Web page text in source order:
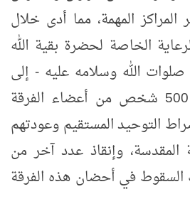
المهمة، مما أدى خلال
الخاصة لحضرة بقية الله
صلوات الله وسلامه عليه - إلى
هداية ما يقرب من 500 شخص من أعضاء الفرقة
التوحيد المستقيم وعودتهم
المقدسة، وإنقاذ عدد آخر من
السقوط في أحضان هذه الفرقة